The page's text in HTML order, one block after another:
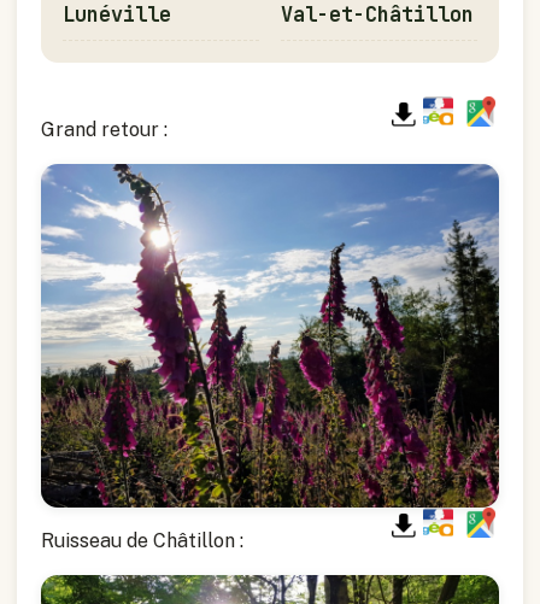
Lunéville Val-et-Châtillon
Grand retour :
Ruisseau de Châtillon :